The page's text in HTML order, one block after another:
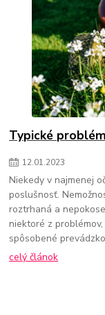
Typické
12.01.2023
Niekedy v najmenej
poslušnosť.
roztrhaná a
niektoré z
spôsobené
celý článok